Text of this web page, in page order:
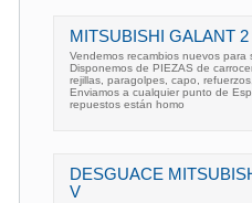
MITSUBISHI GALANT 2
Vendemos recambios nuevos para
Disponemos de PIEZAS de
rejillas, paragolpes, capo,
Enviamos a cualquier punto de
repuestos están homo
DESGUACE
V